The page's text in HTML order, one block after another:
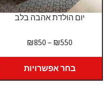
יום הולדת אהבה בלב
₪550
–
₪850
טווח
מחירים:
עד
בחר אפשרויות